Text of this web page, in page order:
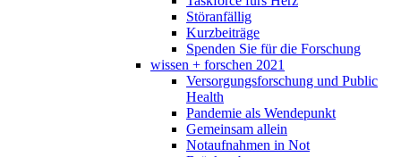
Störanfällig
Kurzbeiträge
Spenden Sie für die Forschung
wissen + forschen 2021
Versorgungsforschung und Public
Health
Pandemie als Wendepunkt
Gemeinsam allein
Notaufnahmen in Not